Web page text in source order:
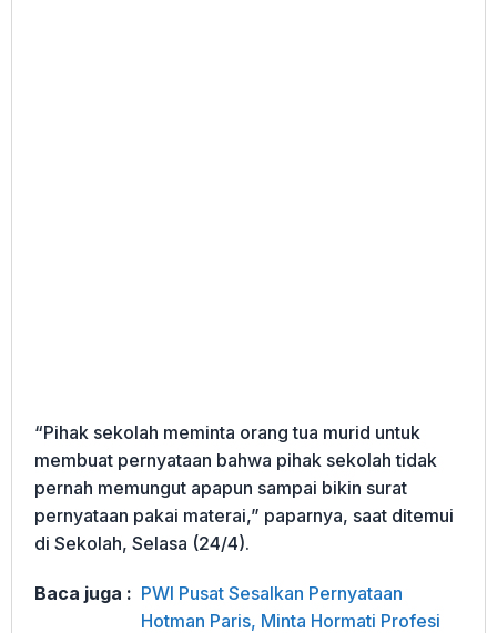
“Pihak sekolah meminta orang tua murid untuk
membuat pernyataan bahwa pihak sekolah tidak
pernah memungut apapun sampai bikin surat
pernyataan pakai materai,” paparnya, saat ditemui
di Sekolah, Selasa (24/4).
Baca juga : PWI Pusat Sesalkan Pernyataan
Hotman Paris, Minta Hormati Profesi